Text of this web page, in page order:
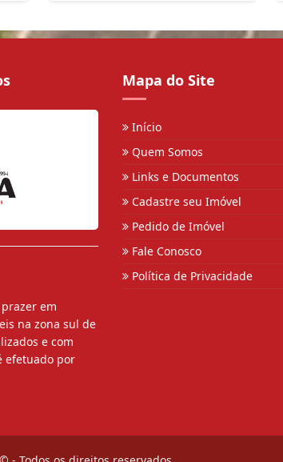
em
na zona sul de
e com
efetuado por
Mapa do Site
Início
Quem Somos
Links e Documentos
Cadastre seu Imóvel
Pedido de Imóvel
Fale Conosco
Política de Privacidade